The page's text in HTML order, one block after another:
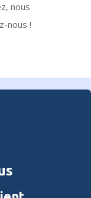
nous
nous !